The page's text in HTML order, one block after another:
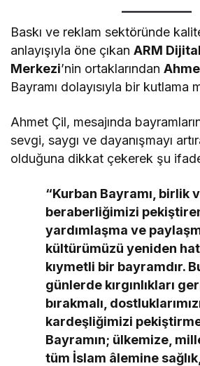
Baskı ve reklam sektöründe
anlayışıyla öne çıkanARM
Merkezi’nin ortaklarından
Bayramı dolayısıyla bir kutlama
Ahmet Çil, mesajında
sevgi, saygı ve dayanışmayı
olduğuna dikkat çekerek şu
“Kurban Bayramı, birlik
beraberliğimizi
yardımlaşma ve
kültürümüzü yeniden
kıymetli bir bayramdır.
günlerde kırgınlıkları
bırakmalı,
kardeşliğimizi
Bayramın; ülkemize,
tüm İslam âlemine